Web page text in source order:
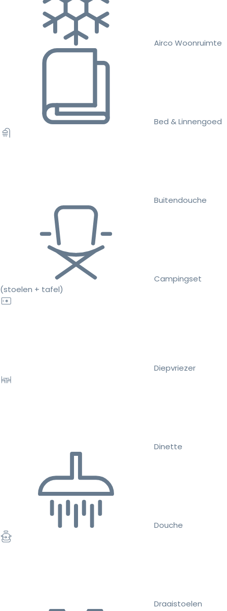
Airco Woonruimte
Bed & Linnengoed
Buitendouche
Campingset
(stoelen + tafel)
Diepvriezer
Dinette
Douche
Draaistoelen